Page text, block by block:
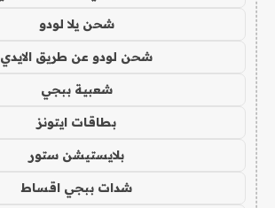
شحن يلا لودو
شحن لودو عن طريق الايدي
شعبية ببجي
بطاقات ايتونز
بلايستيشن ستور
شدات ببجي اقساط